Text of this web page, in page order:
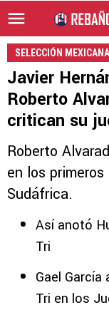
SELECCIÓN MEXICANA
Javier
Roberto
critican su
Roberto
en los
Sudáfrica.
Así anotó
Tri
Gael
Tri en los